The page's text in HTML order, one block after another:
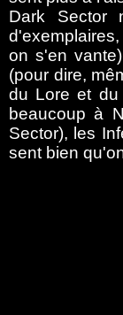
Dark Sector
on s'en
(pour dire,
du Lore et du
beaucoup à
Sector), les
sent bien